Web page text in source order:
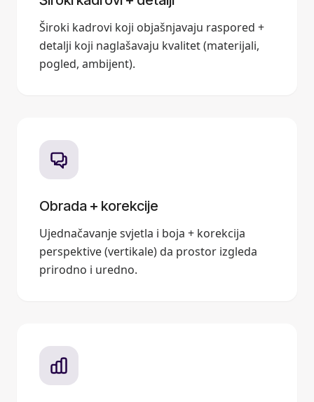
Široki kadrovi koji objašnjavaju raspored +
detalji koji naglašavaju kvalitet (materijali,
pogled, ambijent).
Obrada + korekcije
Ujednačavanje svjetla i boja + korekcija
perspektive (vertikale) da prostor izgleda
prirodno i uredno.